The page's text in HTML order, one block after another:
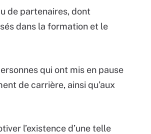
de partenaires, dont
dans la formation et le
qui ont mis en pause
de carrière, ainsi qu’aux
l’existence d’une telle